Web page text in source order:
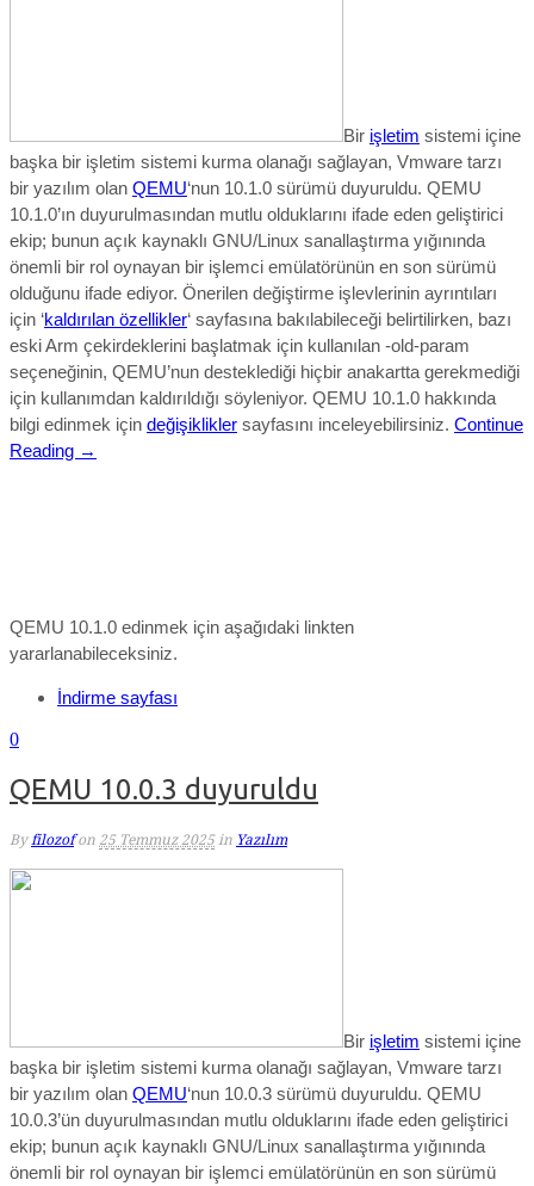
Bir işletim sistemi içine
başka bir işletim sistemi kurma olanağı sağlayan, Vmware tarzı
bir yazılım olan QEMU‘nun 10.1.0 sürümü duyuruldu. QEMU
10.1.0’ın duyurulmasından mutlu olduklarını ifade eden geliştirici
ekip; bunun açık kaynaklı GNU/Linux sanallaştırma yığınında
önemli bir rol oynayan bir işlemci emülatörünün en son sürümü
olduğunu ifade ediyor. Önerilen değiştirme işlevlerinin ayrıntıları
için ‘kaldırılan özellikler‘ sayfasına bakılabileceği belirtilirken, bazı
eski Arm çekirdeklerini başlatmak için kullanılan -old-param
seçeneğinin, QEMU’nun desteklediği hiçbir anakartta gerekmediği
için kullanımdan kaldırıldığı söyleniyor. QEMU 10.1.0 hakkında
bilgi edinmek için değişiklikler sayfasını inceleyebilirsiniz. Continue
Reading →
QEMU 10.1.0 edinmek için aşağıdaki linkten
yararlanabileceksiniz.
İndirme sayfası
0
QEMU 10.0.3 duyuruldu
By filozof on 25 Temmuz 2025 in Yazılım
Bir işletim sistemi içine
başka bir işletim sistemi kurma olanağı sağlayan, Vmware tarzı
bir yazılım olan QEMU‘nun 10.0.3 sürümü duyuruldu. QEMU
10.0.3’ün duyurulmasından mutlu olduklarını ifade eden geliştirici
ekip; bunun açık kaynaklı GNU/Linux sanallaştırma yığınında
önemli bir rol oynayan bir işlemci emülatörünün en son sürümü